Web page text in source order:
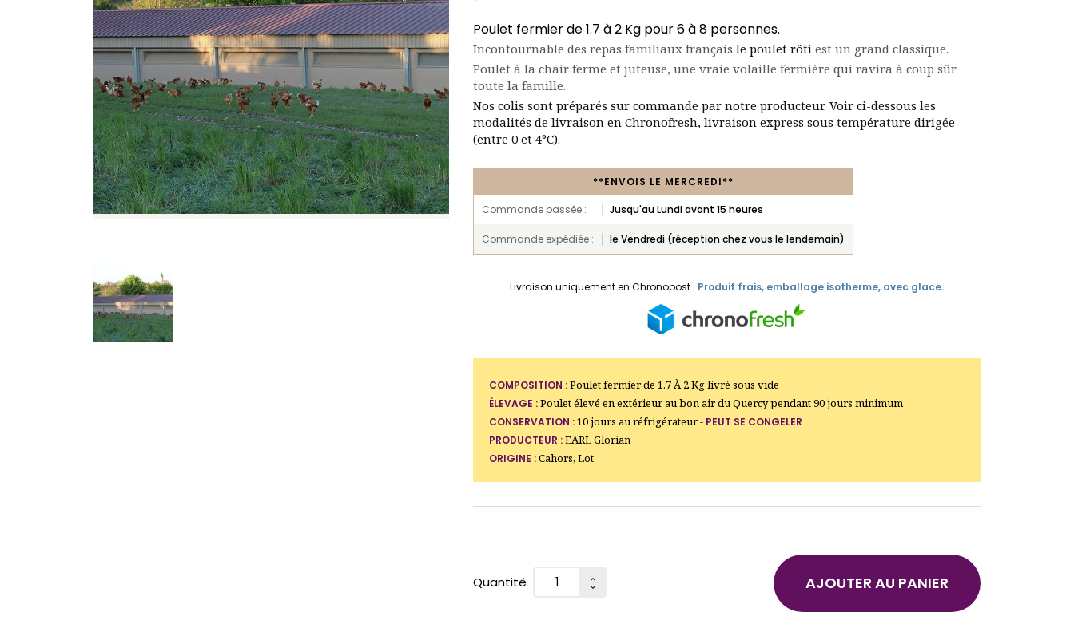
Poulet fermier de 1.7 à 2 Kg pour 6 à 8 personnes.
Incontournable des repas familiaux français le poulet rôti est un grand classique.
Poulet à la chair ferme et juteuse, une vraie volaille fermière qui ravira à coup sûr
toute la famille.
Nos colis sont préparés sur commande par notre producteur. Voir ci-dessous les
modalités de livraison en Chronofresh, livraison express sous température dirigée
(entre 0 et 4°C).
**ENVOIS LE MERCREDI**
Commande passée : Jusqu'au Lundi avant 15 heures
Commande expédiée : le Vendredi (réception chez vous le lendemain)
Livraison uniquement en Chronopost : Produit frais, emballage isotherme, avec glace.
COMPOSITION :Poulet fermier de 1.7 À 2 Kg livré sous vide
ÉLEVAGE :Poulet élevé en extérieur au bon air du Quercy pendant 90 jours minimum
CONSERVATION :10 jours au réfrigérateur - PEUT SE CONGELER
PRODUCTEUR :EARL Glorian
ORIGINE :Cahors, Lot
Quantité AJOUTER AU PANIER